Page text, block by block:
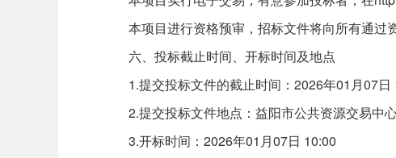
本项目进行资格预审，招标文件将向所有通过资
六、投标截止时间、开标时间及地点
1.提交投标文件的截止时间：2026年01月07日
2.提交投标文件地点：益阳市公共资源交易中
3.开标时间：2026年01月07日 10:00